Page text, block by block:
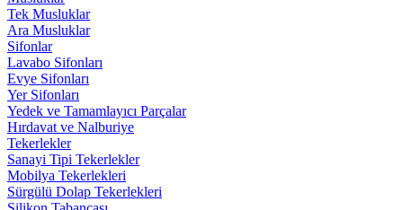
Tek Musluklar
Ara Musluklar
Sifonlar
Lavabo Sifonları
Evye Sifonları
Yer Sifonları
Yedek ve Tamamlayıcı Parçalar
Hırdavat ve Nalburiye
Tekerlekler
Sanayi Tipi Tekerlekler
Mobilya Tekerlekleri
Sürgülü Dolap Tekerlekleri